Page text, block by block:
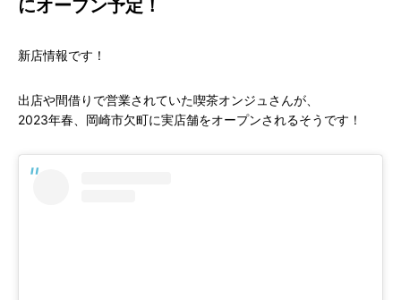
にオープン予定！
新店情報です！
出店や間借りで営業されていた喫茶オンジュさんが、
2023年春、岡崎市欠町に実店舗をオープンされるそうです！